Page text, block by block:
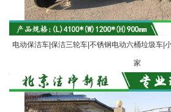
电动保洁车|保洁三轮车|不锈钢电动六桶垃圾车|
家